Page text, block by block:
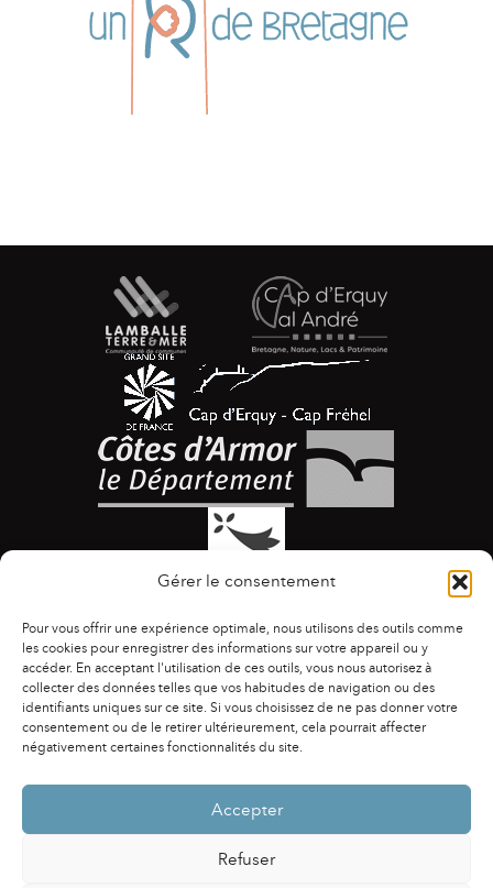
Gérer le consentement
Pour vous offrir une expérience optimale, nous utilisons des outils comme
les cookies pour enregistrer des informations sur votre appareil ou y
accéder. En acceptant l'utilisation de ces outils, vous nous autorisez à
collecter des données telles que vos habitudes de navigation ou des
identifiants uniques sur ce site. Si vous choisissez de ne pas donner votre
consentement ou de le retirer ultérieurement, cela pourrait affecter
négativement certaines fonctionnalités du site.
Accepter
Refuser
ACCESSIBILITÉ | AGENDA | ASSOCIATIONS
|
CONTACTS
PUBLICATIONS ESPACE PRESSE